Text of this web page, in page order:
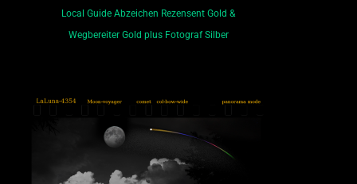
Local Guide Abzeichen Rezensent Gold &
Wegbereiter Gold plus Fotograf Silber